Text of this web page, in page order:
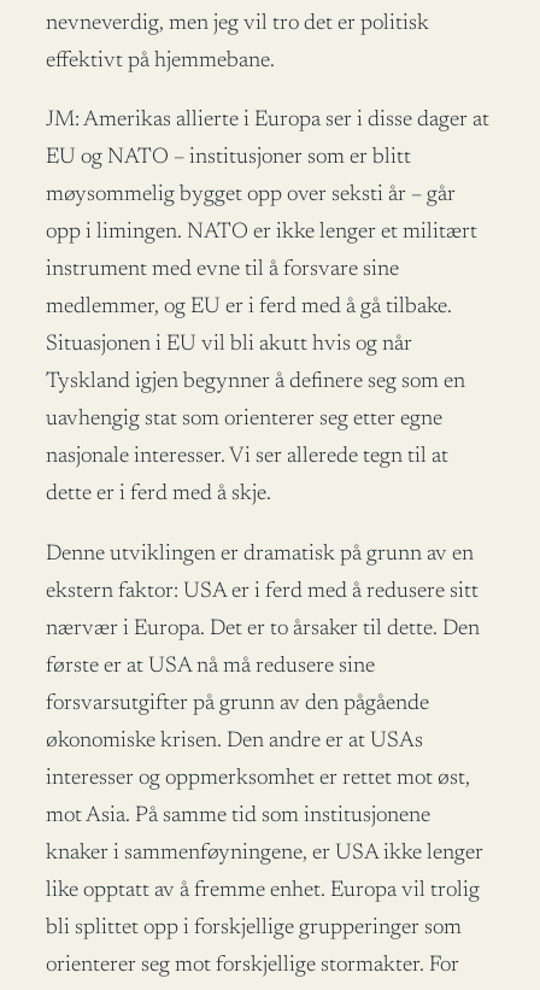
nevneverdig, men jeg vil tro det er politisk
effektivt på hjemmebane.
JM: Amerikas allierte i Europa ser i disse dager at
EU og NATO – institusjoner som er blitt
møysommelig bygget opp over seksti år – går
opp i limingen. NATO er ikke lenger et militært
instrument med evne til å forsvare sine
medlemmer, og EU er i ferd med å gå tilbake.
Situasjonen i EU vil bli akutt hvis og når
Tyskland igjen begynner å definere seg som en
uavhengig stat som orienterer seg etter egne
nasjonale interesser. Vi ser allerede tegn til at
dette er i ferd med å skje.
Denne utviklingen er dramatisk på grunn av en
ekstern faktor: USA er i ferd med å redusere sitt
nærvær i Europa. Det er to årsaker til dette. Den
første er at USA nå må redusere sine
forsvarsutgifter på grunn av den pågående
økonomiske krisen. Den andre er at USAs
interesser og oppmerksomhet er rettet mot øst,
mot Asia. På samme tid som institusjonene
knaker i sammenføyningene, er USA ikke lenger
like opptatt av å fremme enhet. Europa vil trolig
bli splittet opp i forskjellige grupperinger som
orienterer seg mot forskjellige stormakter. For